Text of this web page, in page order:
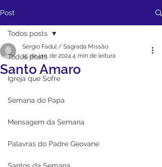
Post
Todos posts
Igreja que Sofre
Semana do Papa
Mensagem da Semana
Palavras do Padre Geovane
Todos posts
Santo Amaro
Sérgio Fadul / Sagrada Missão
15 de jan. de 2024 4 min de leitura